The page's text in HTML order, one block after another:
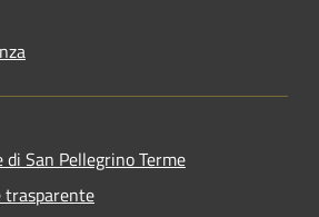
di San Pellegrino Terme